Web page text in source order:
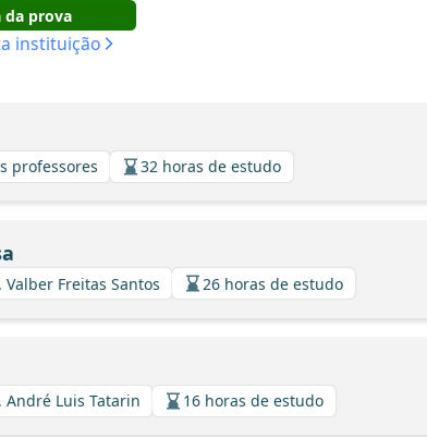
da prova
instituição
professores 32 horas de estudo
Valber Freitas Santos 26 horas de estudo
André Luis Tatarin 16 horas de estudo